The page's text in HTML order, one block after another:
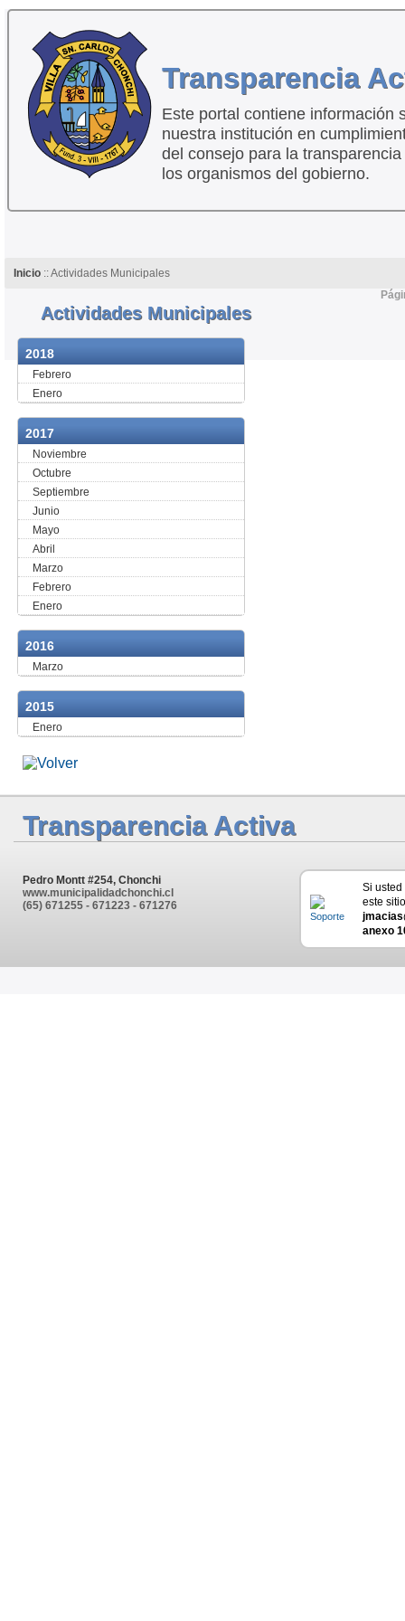
Transparencia
Este portal contiene información
nuestra institución en
del consejo para la
los organismos del gobierno.
Inicio:: Actividades Municipales
Actividades Municipales
2018
Febrero
Enero
2017
Noviembre
Octubre
Septiembre
Junio
Mayo
Abril
Marzo
Febrero
Enero
2016
Marzo
2015
Enero
Transparencia Activa
Pedro Montt #254, Chonchi
www.municipalidadchonchi.cl
(65) 671255 - 671223 - 671276
Si
este
anexo